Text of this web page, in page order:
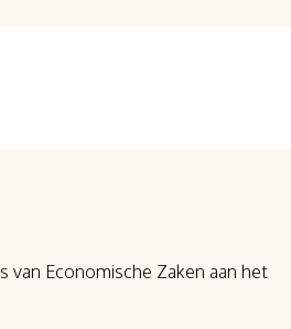
van Economische Zaken aan het